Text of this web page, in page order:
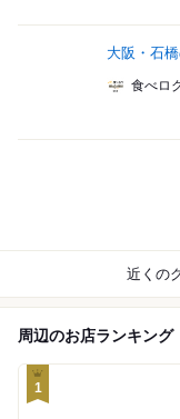
大阪・石
食べロ
近くの
周辺のお店ランキング
1